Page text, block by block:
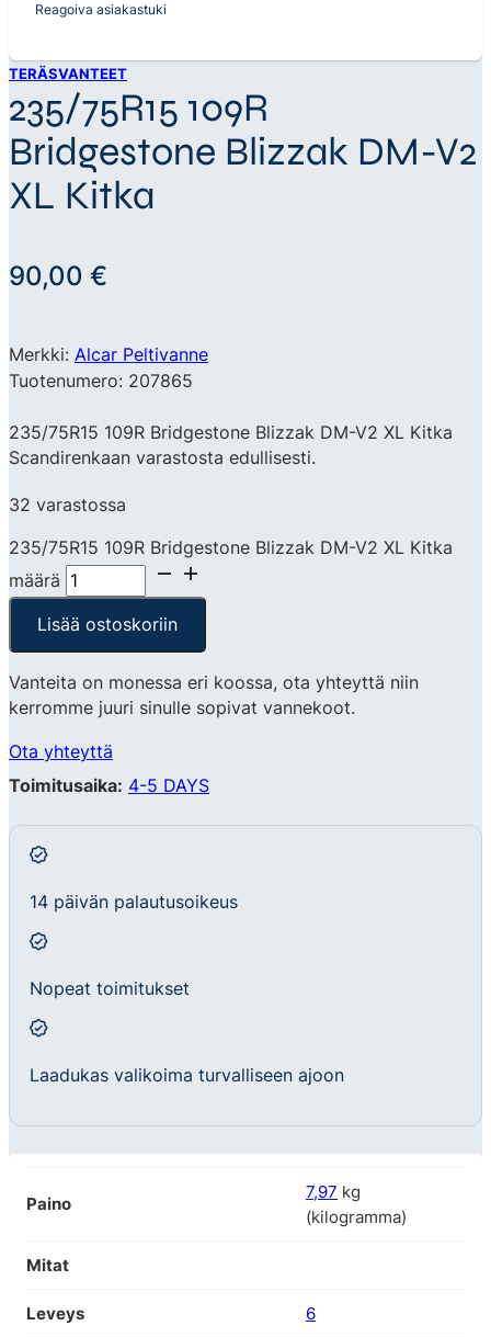
Reagoiva asiakastuki
TERÄSVANTEET
235/75R15 109R
Bridgestone Blizzak DM-V2
XL Kitka
90,00 €
Merkki: Alcar Peltivanne
Tuotenumero: 207865
235/75R15 109R Bridgestone Blizzak DM-V2 XL Kitka
Scandirenkaan varastosta edullisesti.
32 varastossa
235/75R15 109R Bridgestone Blizzak DM-V2 XL Kitka
määrä
Lisää ostoskoriin
Vanteita on monessa eri koossa, ota yhteyttä niin
kerromme juuri sinulle sopivat vannekoot.
Ota yhteyttä
Toimitusaika: 4-5 DAYS
14 päivän palautusoikeus
Nopeat toimitukset
Laadukas valikoima turvalliseen ajoon
Paino
7,97 kg
(kilogramma)
Mitat
Leveys 6